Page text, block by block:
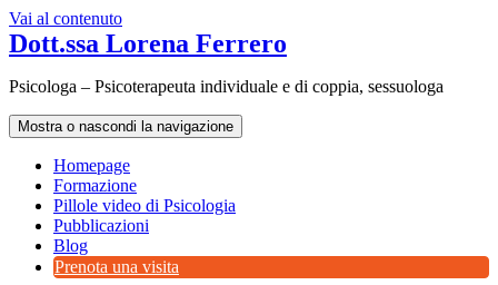
Vai al contenuto
Dott.ssa Lorena Ferrero
Psicologa – Psicoterapeuta individuale e di coppia, sessuologa
Mostra o nascondi la navigazione
Homepage
Formazione
Pillole video di Psicologia
Pubblicazioni
Blog
Prenota una visita